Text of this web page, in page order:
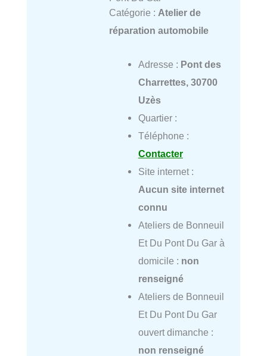
Catégorie : Atelier de
réparation automobile
Adresse : Pont des
Charrettes, 30700
Uzès
Quartier :
Téléphone :
Contacter
Site internet :
Aucun site internet
connu
Ateliers de Bonneuil
Et Du Pont Du Gar à
domicile : non
renseigné
Ateliers de Bonneuil
Et Du Pont Du Gar
ouvert dimanche :
non renseigné